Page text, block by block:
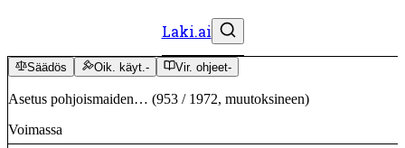
Laki.ai
Säädös Oik. käyt.- Vir. ohjeet-
Asetus pohjoismaiden… (953 / 1972, muutoksineen)
Voimassa